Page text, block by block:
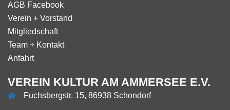
AGB Facebook
Verein + Vorstand
Mitgliedschaft
Team + Kontakt
Anfahrt
VEREIN KULTUR AM AMMERSEE E.V.
Fuchsbergstr. 15, 86938 Schondorf